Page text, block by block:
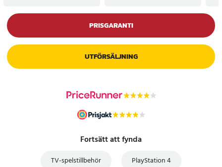
PRISGARANTI
UTFÖRSÄLJNING
Fortsätt att fynda
TV-spelstillbehör PlayStation 4